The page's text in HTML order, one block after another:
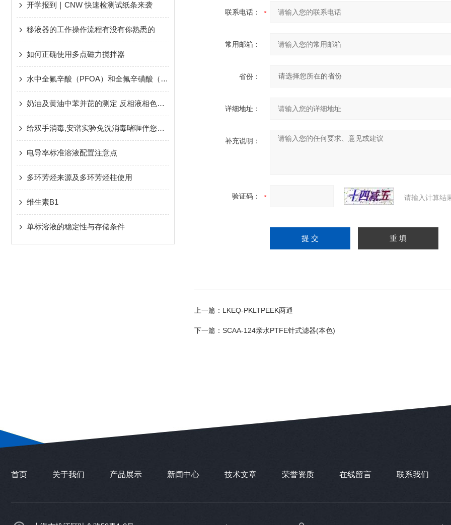
开学报到｜CNW 快速检测试纸条来袭
移液器的工作操作流程有没有你熟悉的
如何正确使用多点磁力搅拌器
水中全氟辛酸（PFOA）和全氟辛磺酸（PFOS）的检测
奶油及黄油中苯并芘的测定 反相液相色谱法
给双手消毒,安谱实验免洗消毒啫喱伴您安心抗疫！
电导率标准溶液配置注意点
多环芳烃来源及多环芳烃柱使用
维生素B1
单标溶液的稳定性与存储条件
联系电话：
常用邮箱：
省份：
详细地址：
补充说明：
验证码： 请输入计算结
上一篇： LKEQ-PKLTPEEK两通
下一篇： SCAA-124亲水PTFE针式滤器(本色)
首页 关于我们 产品展示 新闻中心 技术文章 荣誉资质 在线留言 联系我们